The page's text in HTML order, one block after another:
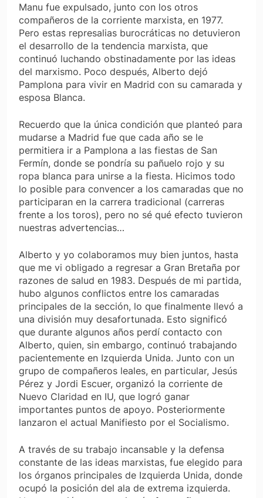
Manu fue expulsado, junto con los otros
compañeros de la corriente marxista, en 1977.
Pero estas represalias burocráticas no detuvieron
el desarrollo de la tendencia marxista, que
continuó luchando obstinadamente por las ideas
del marxismo. Poco después, Alberto dejó
Pamplona para vivir en Madrid con su camarada y
esposa Blanca.
Recuerdo que la única condición que planteó para
mudarse a Madrid fue que cada año se le
permitiera ir a Pamplona a las fiestas de San
Fermín, donde se pondría su pañuelo rojo y su
ropa blanca para unirse a la fiesta. Hicimos todo
lo posible para convencer a los camaradas que no
participaran en la carrera tradicional (carreras
frente a los toros), pero no sé qué efecto tuvieron
nuestras advertencias…
Alberto y yo colaboramos muy bien juntos, hasta
que me vi obligado a regresar a Gran Bretaña por
razones de salud en 1983. Después de mi partida,
hubo algunos conflictos entre los camaradas
principales de la sección, lo que finalmente llevó a
una división muy desafortunada. Esto significó
que durante algunos años perdí contacto con
Alberto, quien, sin embargo, continuó trabajando
pacientemente en Izquierda Unida. Junto con un
grupo de compañeros leales, en particular, Jesús
Pérez y Jordi Escuer, organizó la corriente de
Nuevo Claridad en IU, que logró ganar
importantes puntos de apoyo. Posteriormente
lanzaron el actual Manifiesto por el Socialismo.
A través de su trabajo incansable y la defensa
constante de las ideas marxistas, fue elegido para
los órganos principales de Izquierda Unida, donde
ocupó la posición del ala de extrema izquierda.